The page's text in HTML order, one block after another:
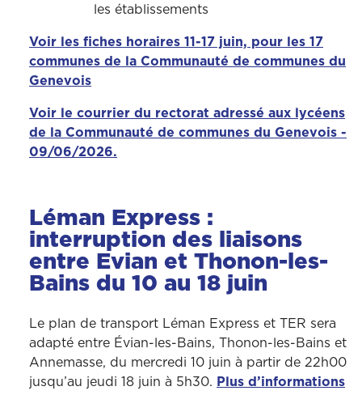
les établissements
Voir les fiches horaires 11-17 juin, pour les 17
communes de la Communauté de communes du
Genevois
Voir le courrier du rectorat adressé aux lycéens
de la Communauté de communes du Genevois -
09/06/2026.
Léman Express :
interruption des liaisons
entre Evian et Thonon-les-
Bains du 10 au 18 juin
Le plan de transport Léman Express et TER sera
adapté entre Évian-les-Bains, Thonon-les-Bains et
Annemasse, du mercredi 10 juin à partir de 22h00
jusqu’au jeudi 18 juin à 5h30. Plus d’informations